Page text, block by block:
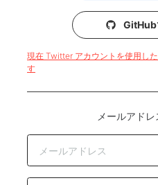
GitHub
現在 Twitter アカウントを使用し
す
メールアド